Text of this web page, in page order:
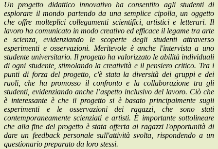
Un progetto didattico innovativo ha consentito agli studenti di
esplorare il mondo partendo da una semplice cipolla, un oggetto
che offre molteplici collegamenti scientifici, artistici e letterari. Il
lavoro ha comunicato in modo creativo ed efficace il legame tra arte
e scienza, evidenziando le scoperte degli studenti attraverso
esperimenti e osservazioni. Meritevole è anche l'intervista a uno
studente universitario. Il progetto ha valorizzato le abilità individuali
di ogni studente, stimolando la creatività e il pensiero critico. Tra i
punti di forza del progetto, c'è stata la diversità dei gruppi e dei
ruoli, che ha promosso il confronto e la collaborazione tra gli
studenti, evidenziando anche l’aspetto inclusivo del lavoro. Ciò che
è interessante è che il progetto si è basato principalmente sugli
esperimenti e le osservazioni dei ragazzi, che sono stati
contemporaneamente scienziati e artisti. È importante sottolineare
che alla fine del progetto è stata offerta ai ragazzi l'opportunità di
dare un feedback personale sull'attività svolta, rispondendo a un
questionario preparato da loro stessi.